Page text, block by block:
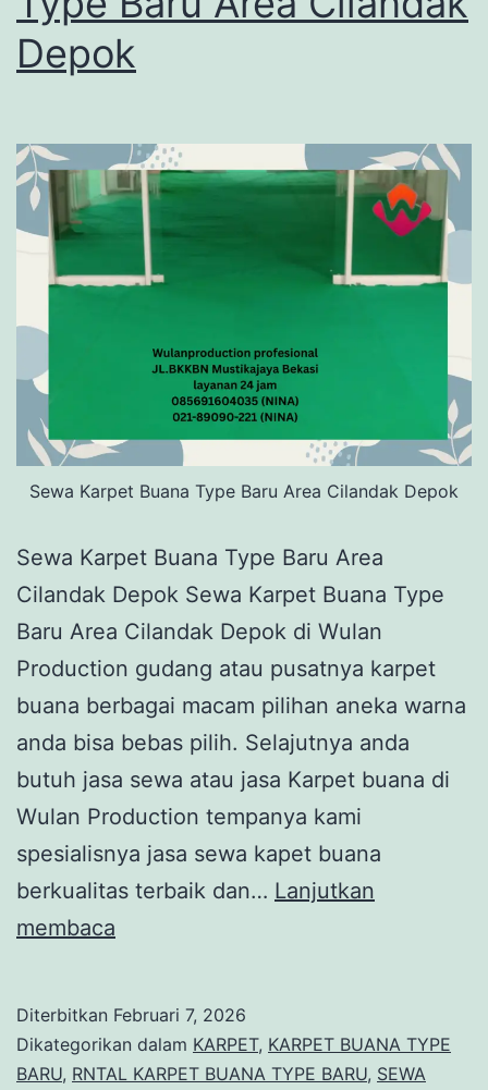
Depok
Sewa Karpet Buana Type Baru Area Cilandak Depok
Sewa Karpet Buana Type Baru Area
Cilandak Depok Sewa Karpet Buana Type
Baru Area Cilandak Depok di Wulan
Production gudang atau pusatnya karpet
buana berbagai macam pilihan aneka warna
anda bisa bebas pilih. Selajutnya anda
butuh jasa sewa atau jasa Karpet buana di
Wulan Production tempanya kami
spesialisnya jasa sewa kapet buana
berkualitas terbaik dan… Lanjutkan
membaca
Type
Baru
Diterbitkan Februari 7, 2026
Dikategorikan dalam KARPET, KARPET BUANA TYPE
BARU, RNTAL KARPET BUANA TYPE BARU, SEWA